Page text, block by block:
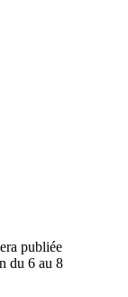
publiée
du 6 au 8